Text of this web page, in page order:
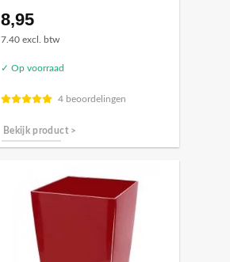
8,95
7.40 excl. btw
✓ Op voorraad
4 beoordelingen
Bekijk product >